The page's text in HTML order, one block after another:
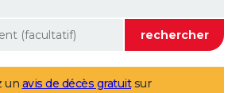
un avis de décès gratuitsur